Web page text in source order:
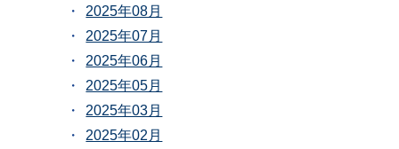
2025年08月
2025年07月
2025年06月
2025年05月
2025年03月
2025年02月